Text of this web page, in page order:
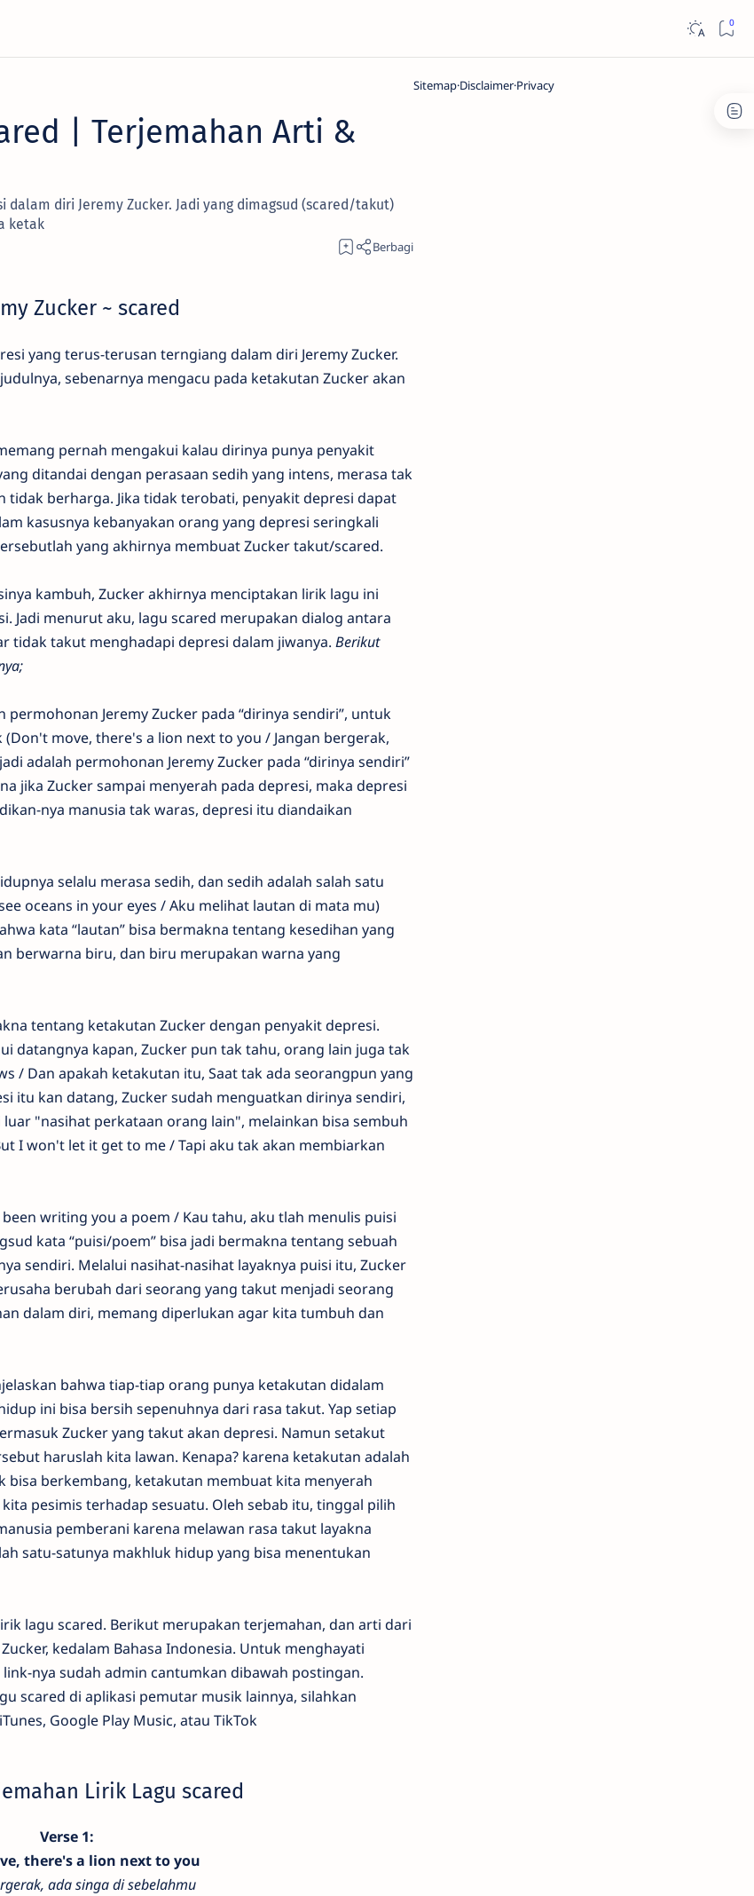
| Terjemahan Arti &
diri Jeremy Zucker. Jadi yang dimagsud (scared/takut)
ketak
Zucker ~ scared
yang terus-terusan terngiang dalam diri Jeremy Zucker.
sebenarnya mengacu pada ketakutan Zucker akan
pernah mengakui kalau dirinya punya penyakit
ditandai dengan perasaan sedih yang intens, merasa tak
tidak berharga. Jika tidak terobati, penyakit depresi dapat
kasusnya kebanyakan orang yang depresi seringkali
yang akhirnya membuat Zucker takut/scared.
kambuh, Zucker akhirnya menciptakan lirik lagu ini
Jadi menurut aku, lagu scared merupakan dialog antara
tidak takut menghadapi depresi dalam jiwanya. Berikut
permohonan Jeremy Zucker pada “dirinya sendiri”, untuk
move, there's a lion next to you / Jangan bergerak,
adalah permohonan Jeremy Zucker pada “dirinya sendiri”
jika Zucker sampai menyerah pada depresi, maka depresi
nya manusia tak waras, depresi itu diandaikan
selalu merasa sedih, dan sedih adalah salah satu
oceans in your eyes / Aku melihat lautan di mata mu)
kata “lautan” bisa bermakna tentang kesedihan yang
berwarna biru, dan biru merupakan warna yang
tentang ketakutan Zucker dengan penyakit depresi.
datangnya kapan, Zucker pun tak tahu, orang lain juga tak
/ Dan apakah ketakutan itu, Saat tak ada seorangpun yang
itu kan datang, Zucker sudah menguatkan dirinya sendiri,
"nasihat perkataan orang lain", melainkan bisa sembuh
I won't let it get to me / Tapi aku tak akan membiarkan
been writing you a poem / Kau tahu, aku tlah menulis puisi
kata “puisi/poem” bisa jadi bermakna tentang sebuah
sendiri. Melalui nasihat-nasihat layaknya puisi itu, Zucker
berubah dari seorang yang takut menjadi seorang
dalam diri, memang diperlukan agar kita tumbuh dan
bahwa tiap-tiap orang punya ketakutan didalam
ini bisa bersih sepenuhnya dari rasa takut. Yap setiap
Zucker yang takut akan depresi. Namun setakut
haruslah kita lawan. Kenapa? karena ketakutan adalah
bisa berkembang, ketakutan membuat kita menyerah
pesimis terhadap sesuatu. Oleh sebab itu, tinggal pilih
pemberani karena melawan rasa takut layakna
satu-satunya makhluk hidup yang bisa menentukan
lagu scared. Berikut merupakan terjemahan, dan arti dari
kedalam Bahasa Indonesia. Untuk menghayati
nya sudah admin cantumkan dibawah postingan.
scared di aplikasi pemutar musik lainnya, silahkan
Google Play Music, atau TikTok
Lirik Lagu scared
Verse 1:
there's a lion next to you
ada singa di sebelahmu
SitemapDisclaimerPrivacy